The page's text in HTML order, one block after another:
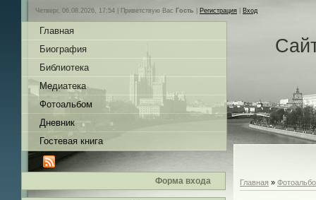
Четверг, 06.08.2026, 17:54 | Приветствую Вас Гость Регистрация Вход
Главная
Биография
Библиотека
Медиатека
Фотоальбом
Дневник
Гостевая книга
Форма входа Главная »